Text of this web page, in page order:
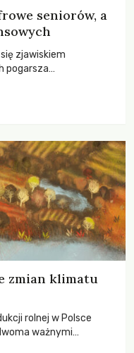
seniorów, a
zjawiskiem
pogarsza
zmian klimatu
rolnej w Polsce
ważnymi